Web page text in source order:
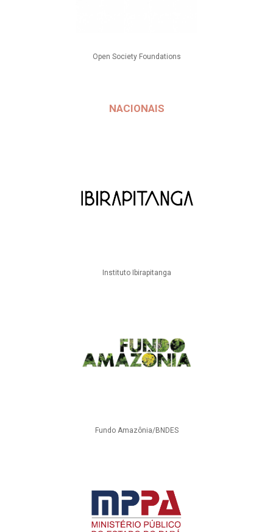
Open Society Foundations
NACIONAIS
Instituto Ibirapitanga
Fundo Amazônia/BNDES